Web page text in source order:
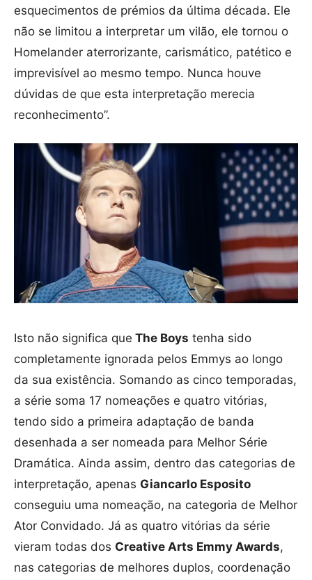
esquecimentos de prémios da última década. Ele
não se limitou a interpretar um vilão, ele tornou o
Homelander aterrorizante, carismático, patético e
imprevisível ao mesmo tempo. Nunca houve
dúvidas de que esta interpretação merecia
reconhecimento”.
Isto não significa que The Boys tenha sido
completamente ignorada pelos Emmys ao longo
da sua existência. Somando as cinco temporadas,
a série soma 17 nomeações e quatro vitórias,
tendo sido a primeira adaptação de banda
desenhada a ser nomeada para Melhor Série
Dramática. Ainda assim, dentro das categorias de
interpretação, apenas Giancarlo Esposito
conseguiu uma nomeação, na categoria de Melhor
Ator Convidado. Já as quatro vitórias da série
vieram todas dos Creative Arts Emmy Awards,
nas categorias de melhores duplos, coordenação